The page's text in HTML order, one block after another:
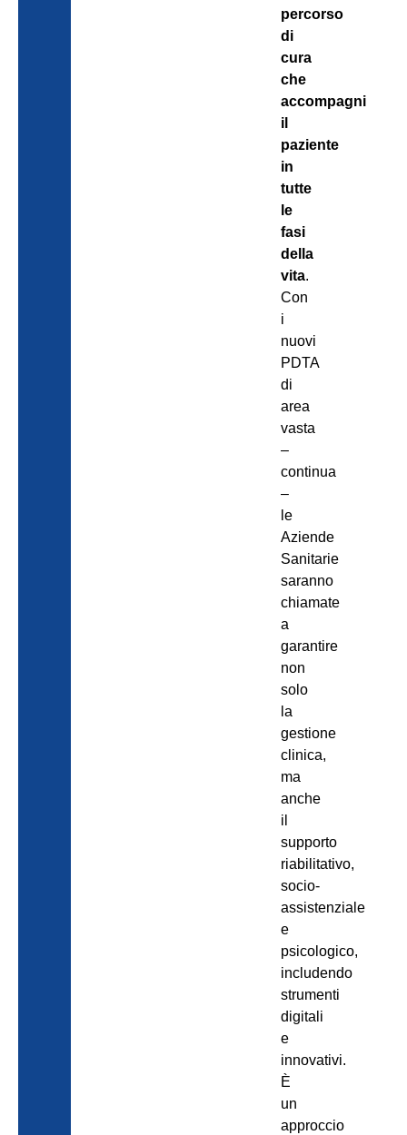
percorso
di
cura
che
accompagni
il
paziente
in
tutte
le
fasi
della
vita.
Con
i
nuovi
PDTA
di
area
vasta
–
continua
–
le
Aziende
Sanitarie
saranno
chiamate
a
garantire
non
solo
la
gestione
clinica,
ma
anche
il
supporto
riabilitativo,
socio-
assistenziale
e
psicologico,
includendo
strumenti
digitali
e
innovativi.
È
un
approccio